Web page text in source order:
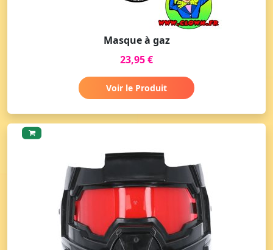
Masque à gaz
23,95 €
Voir le Produit